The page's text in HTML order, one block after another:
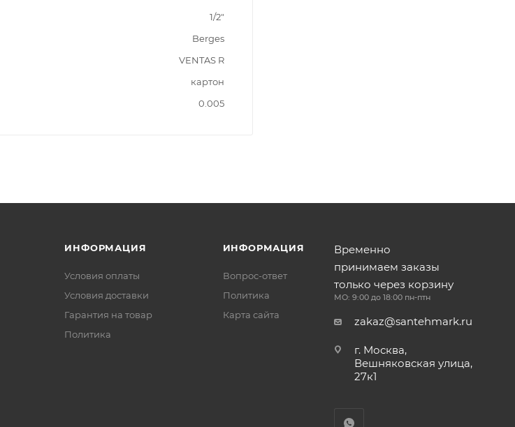
1/2"
Berges
VENTAS R
картон
0.005
ИНФОРМАЦИЯ
Условия оплаты
Условия доставки
Гарантия на товар
Политика
ИНФОРМАЦИЯ
Вопрос-ответ
Политика
Карта сайта
Временно
принимаем заказы
только через корзину
МО: 9:00 до 18:00 пн-птн
zakaz@santehmark.ru
г. Москва,
Вешняковская улица,
27к1